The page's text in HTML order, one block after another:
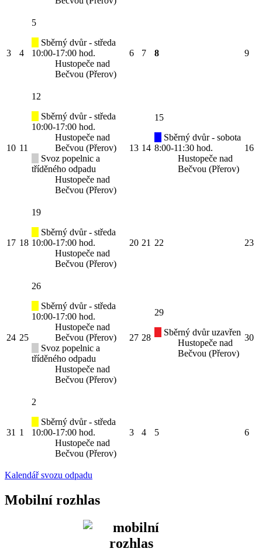
3 4
5
Sběrný dvůr - středa
10:00-17:00 hod.
Hustopeče nad
Bečvou (Přerov)
6 7 8 9
10 11
12
Sběrný dvůr - středa
10:00-17:00 hod.
Hustopeče nad
Bečvou (Přerov)
Svoz popelnic a
tříděného odpadu
Hustopeče nad
Bečvou (Přerov)
13 14
15
Sběrný dvůr - sobota
8:00-11:30 hod.
Hustopeče nad
Bečvou (Přerov)
16
17 18
19
Sběrný dvůr - středa
10:00-17:00 hod.
Hustopeče nad
Bečvou (Přerov)
20 21 22 23
24 25
26
Sběrný dvůr - středa
10:00-17:00 hod.
Hustopeče nad
Bečvou (Přerov)
Svoz popelnic a
tříděného odpadu
Hustopeče nad
Bečvou (Přerov)
27 28
29
Sběrný dvůr uzavřen
Hustopeče nad
Bečvou (Přerov)
30
31 1
2
Sběrný dvůr - středa
10:00-17:00 hod.
Hustopeče nad
Bečvou (Přerov)
3 4 5 6
Kalendář svozu odpadu
Mobilní rozhlas